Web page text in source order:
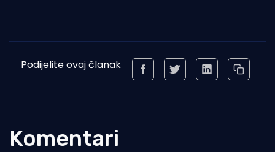
Podijelite ovaj članak
Komentari